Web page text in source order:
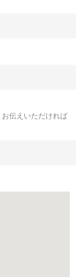
お伝えいただければ